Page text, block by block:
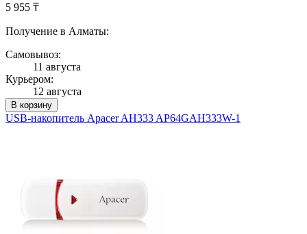
5 955 ₸
Получение в Алматы:
Самовывоз:
11 августа
Курьером:
12 августа
В корзину
USB-накопитель Apacer AH333 AP64GAH333W-1